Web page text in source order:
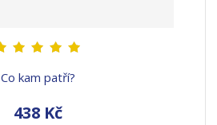
Co kam patří?
438 Kč